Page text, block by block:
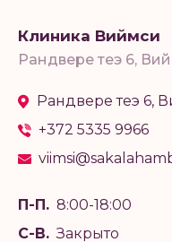
Клиника Виймси
Рандвере теэ 6,
Рандвере теэ 6,
+372 5335 9966
П-П. 8:00-18:00
С-В. Закрыто